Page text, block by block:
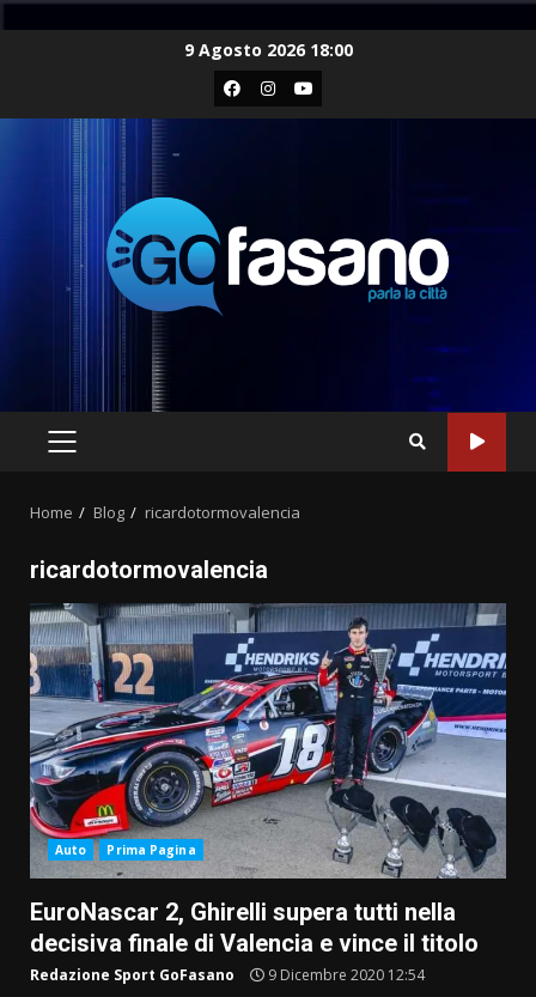
9 Agosto 2026 18:00
Facebook
Instagram
Youtube
PRIMARY
Home Blog ricardotormovalencia
ricardotormovalencia
Auto Prima Pagina
EuroNascar 2, Ghirelli supera tutti nella
decisiva finale di Valencia e vince il titolo
Redazione Sport GoFasano 9 Dicembre 2020 12:54